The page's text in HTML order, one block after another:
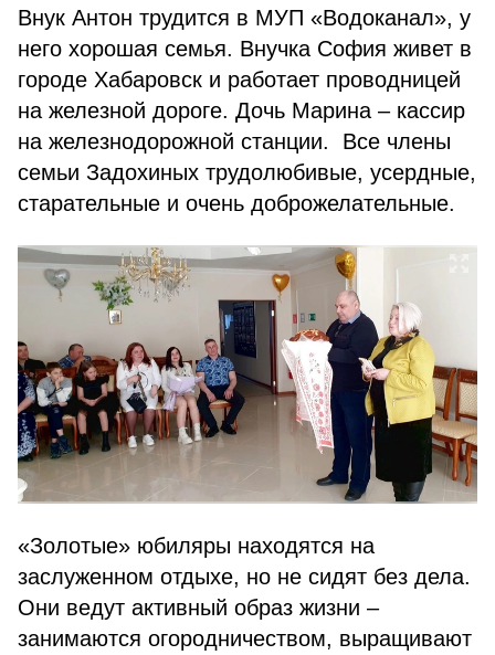
Внук Антон трудится в МУП «Водоканал», у
него хорошая семья. Внучка София живет в
городе Хабаровск и работает проводницей
на железной дороге. Дочь Марина – кассир
на железнодорожной станции. Все члены
семьи Задохиных трудолюбивые, усердные,
старательные и очень доброжелательные.
«Золотые» юбиляры находятся на
заслуженном отдыхе, но не сидят без дела.
Они ведут активный образ жизни –
занимаются огородничеством, выращивают